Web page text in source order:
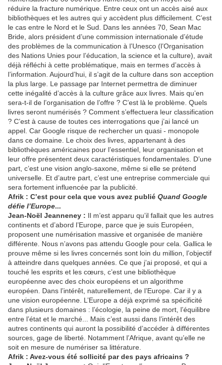
réduire la fracture numérique. Entre ceux ont un accès aisé aux
bibliothèques et les autres qui y accèdent plus difficilement. C’est
le cas entre le Nord et le Sud. Dans les années 70, Sean Mac
Bride, alors président d’une commission internationale d’étude
des problèmes de la communication à l’Unesco (l’Organisation
des Nations Unies pour l’éducation, la science et la culture), avait
déjà réfléchi à cette problématique, mais en termes d’accès à
l’information. Aujourd’hui, il s’agit de la culture dans son acception
la plus large. Le passage par Internet permettra de diminuer
cette inégalité d’accès à la culture grâce aux livres. Mais qu’en
sera-t-il de l’organisation de l’offre ? C’est là le problème. Quels
livres seront numérisés ? Comment s’effectuera leur classification
? C’est à cause de toutes ces interrogations que j’ai lancé un
appel. Car Google risque de rechercher un quasi - monopole
dans ce domaine. Le choix des livres, appartenant à des
bibliothèques américaines pour l’essentiel, leur organisation et
leur offre présentent deux caractéristiques fondamentales. D’une
part, c’est une vision anglo-saxone, même si elle se prétend
universelle. Et d’autre part, c’est une entreprise commerciale qui
sera fortement influencée par la publicité.
Afrik : C’est pour cela que vous avez publié Quand Google
défie l’Europe...
Jean-Noël Jeanneney : Il m’est apparu qu’il fallait que les autres
continents et d’abord l’Europe, parce que je suis Européen,
proposent une numérisation massive et organisée de manière
différente. Nous n’avons pas attendu Google pour cela. Gallica le
prouve même si les livres concernés sont loin du million, l’objectif
à atteindre dans quelques années. Ce que j’ai proposé, et qui a
touché les esprits et les cœurs, c’est une bibliothèque
européenne avec des choix européens et un algorithme
européen. Dans l’intérêt, naturellement, de l’Europe. Car il y a
une vision européenne. L’Europe a déjà exprimé sa spécificité
dans plusieurs domaines : l’écologie, la peine de mort, l’équilibre
entre l’état et le marché... Mais c’est aussi dans l’intérêt des
autres continents qui auront la possibilité d’accéder à différentes
sources, gage de liberté. Notamment l’Afrique, avant qu’elle ne
soit en mesure de numériser sa littérature.
Afrik : Avez-vous été sollicité par des pays africains ?